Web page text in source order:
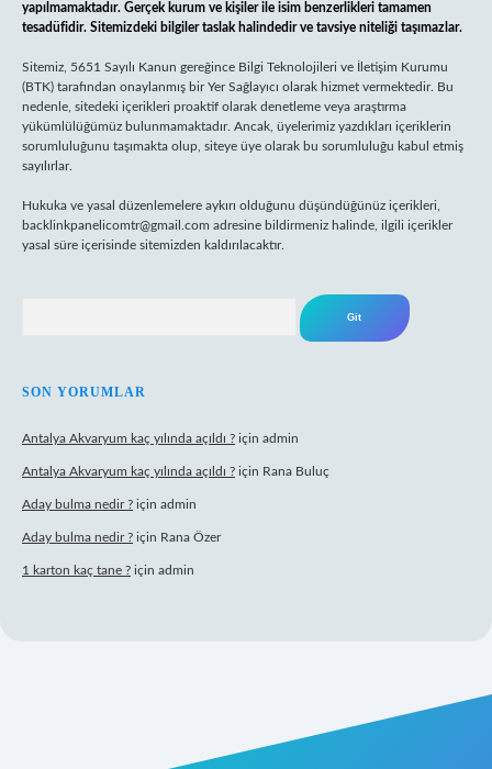
yapılmamaktadır. Gerçek kurum ve kişiler ile isim benzerlikleri tamamen
tesadüfidir. Sitemizdeki bilgiler taslak halindedir ve tavsiye niteliği taşımazlar.
Sitemiz, 5651 Sayılı Kanun gereğince Bilgi Teknolojileri ve İletişim Kurumu
(BTK) tarafından onaylanmış bir Yer Sağlayıcı olarak hizmet vermektedir. Bu
nedenle, sitedeki içerikleri proaktif olarak denetleme veya araştırma
yükümlülüğümüz bulunmamaktadır. Ancak, üyelerimiz yazdıkları içeriklerin
sorumluluğunu taşımakta olup, siteye üye olarak bu sorumluluğu kabul etmiş
sayılırlar.
Hukuka ve yasal düzenlemelere aykırı olduğunu düşündüğünüz içerikleri,
backlinkpanelicomtr@gmail.com adresine bildirmeniz halinde, ilgili içerikler
yasal süre içerisinde sitemizden kaldırılacaktır.
SON YORUMLAR
Antalya Akvaryum kaç yılında açıldı ? için admin
Antalya Akvaryum kaç yılında açıldı ? için Rana Buluç
Aday bulma nedir ? için admin
Aday bulma nedir ? için Rana Özer
1 karton kaç tane ? için admin